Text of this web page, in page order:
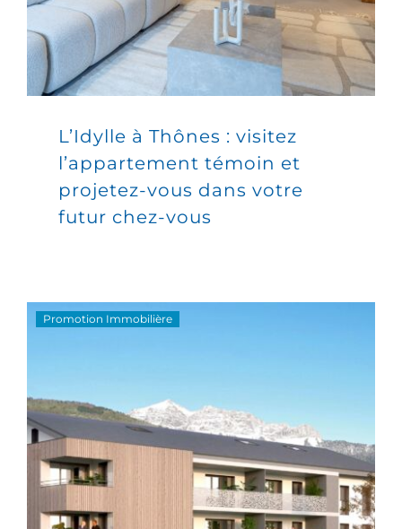
L’Idylle à Thônes : visitez
l’appartement témoin et
projetez-vous dans votre
futur chez-vous
Promotion Immobilière